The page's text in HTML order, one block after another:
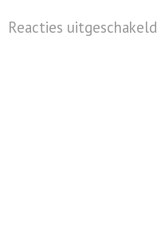
Reacties uitgeschakeld